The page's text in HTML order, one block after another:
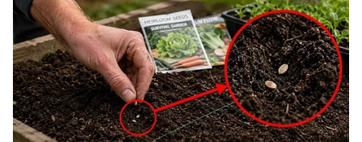
ഗുണ്ടാനേതാവിനെ കരുതൽ
തടങ്കലിലാക്കി പൊലീസ്
ആയങ്കിയെ അഴിക്കുള്ളിലാക്കി
കേരള പൊലീസ്; അര്‍ജുന്‍
ആയങ്കി 14 ദിവസം റിമാന്‍ഡില്‍